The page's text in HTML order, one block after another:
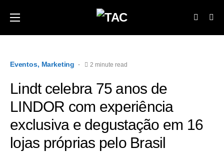
Eventos Marketing 2 minute read
Lindt celebra 75 anos de
LINDOR com experiência
exclusiva e degustação em 16
lojas próprias pelo Brasil